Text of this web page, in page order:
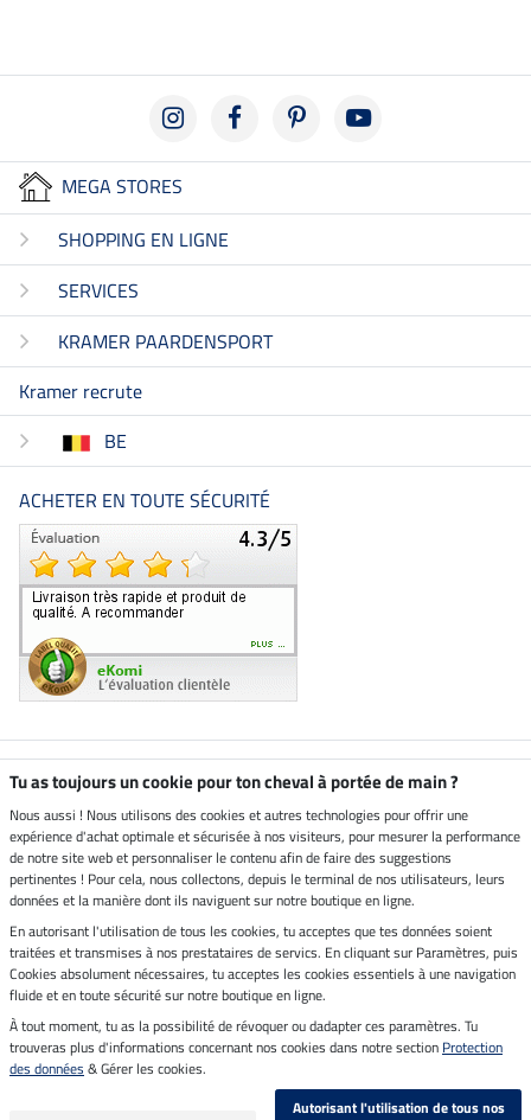
MEGA STORES
SHOPPING EN LIGNE
SERVICES
KRAMER PAARDENSPORT
Kramer recrute
BE
ACHETER EN TOUTE SÉCURITÉ
Boutique climatiquement
Livraison par
Paiement sécurisé
Mentions légales
Dernière actualisation le 07.08.2026 à 14:39
Tu as toujours un cookie pour ton cheval à portée de main ?
Nous aussi ! Nous utilisons des cookies et autres technologies pour offrir une
expérience d'achat optimale et sécurisée à nos visiteurs, pour mesurer la performance
de notre site web et personnaliser le contenu afin de faire des suggestions
pertinentes ! Pour cela, nous collectons, depuis le terminal de nos utilisateurs, leurs
données et la manière dont ils naviguent sur notre boutique en ligne.
En autorisant l'utilisation de tous les cookies, tu acceptes que tes données soient
traitées et transmises à nos prestataires de servics. En cliquant sur Paramètres, puis
Cookies absolument nécessaires, tu acceptes les cookies essentiels à une navigation
fluide et en toute sécurité sur notre boutique en ligne.
À tout moment, tu as la possibilité de révoquer ou dadapter ces paramètres. Tu
trouveras plus d'informations concernant nos cookies dans notre section Protection
des données & Gérer les cookies.
Autorisant l'utilisation de tous nos